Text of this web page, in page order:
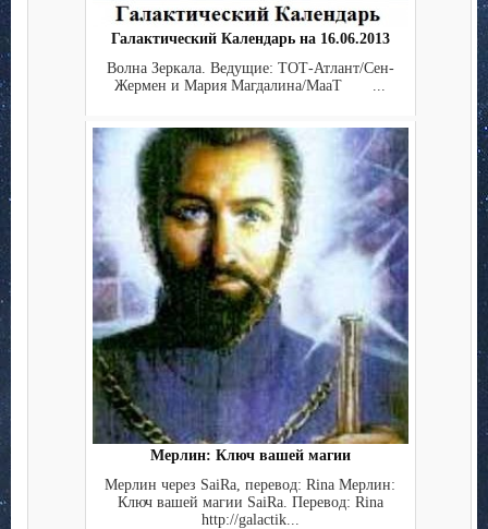
Галактический Календарь на 16.06.2013
Волна Зеркала. Ведущие: ТОТ-Атлант/Сен-
Жермен и Мария Магдалина/МааТ ...
Мерлин: Ключ вашей магии
Мерлин через SaiRa, перевод: Rina Мерлин:
Ключ вашей магии SaiRa. Перевод: Rina
http://galactik...